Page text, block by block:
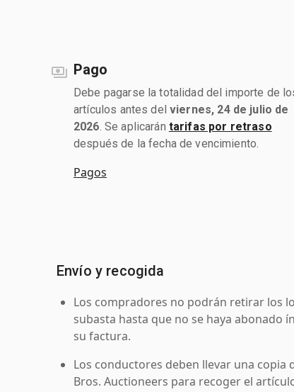
Pago
Debe pagarse la totalidad del importe de
artículos antes del viernes, 24 de julio de
2026 . Se aplicarán tarifas por retraso
después de la fecha de vencimiento.
Pagos
Envío y recogida
Los compradores no podrán retirar los
subasta hasta que no se haya abonado
su factura.
Los conductores deben llevar una copia
Bros. Auctioneers para recoger el